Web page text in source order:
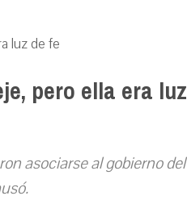
luz de fe
pero ella era luz
asociarse al gobierno del